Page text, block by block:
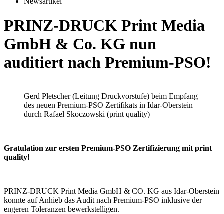
PRINZ-DRUCK Print Media
GmbH & Co. KG nun
auditiert nach Premium-PSO!
Gerd Pletscher (Leitung Druckvorstufe) beim Empfang
des neuen Premium-PSO Zertifikats in Idar-Oberstein
durch Rafael Skoczowski (print quality)
Gratulation zur ersten Premium-PSO Zertifizierung mit print
quality!
PRINZ-DRUCK Print Media GmbH & CO. KG aus Idar-Oberstein
konnte auf Anhieb das Audit nach Premium-PSO inklusive der
engeren Toleranzen bewerkstelligen.